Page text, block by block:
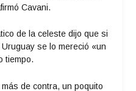
Cavani.
de la celeste dijo que si
se lo mereció «un
tiempo.
de contra, un poquito